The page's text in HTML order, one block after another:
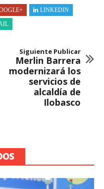
LINKEDIN
Siguiente Publicar
Merlin Barrera
modernizará los
servicios de
alcaldía de
Ilobasco